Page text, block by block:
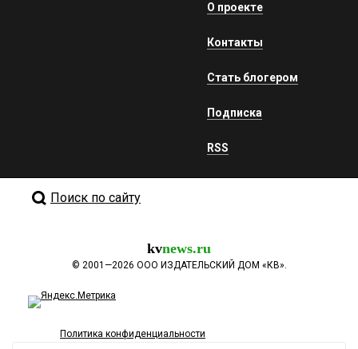
О проекте
Контакты
Стать блогером
Подписка
RSS
Поиск по сайту
kvnews.ru
© 2001—2026 ООО ИЗДАТЕЛЬСКИЙ ДОМ «КВ».
Политика конфиденциальности